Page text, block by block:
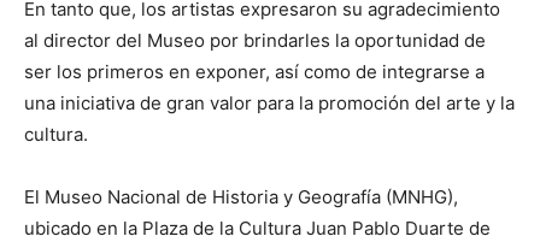
En tanto que, los artistas expresaron su agradecimiento
al director del Museo por brindarles la oportunidad de
ser los primeros en exponer, así como de integrarse a
una iniciativa de gran valor para la promoción del arte y la
cultura.
El Museo Nacional de Historia y Geografía (MNHG),
ubicado en la Plaza de la Cultura Juan Pablo Duarte de